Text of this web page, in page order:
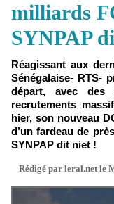
milliards
SYNPAP
Réagissant aux
Sénégalaise- RTS-
départ, avec des
recrutements
hier, son nouveau
d’un fardeau de
SYNPAP dit niet !
Rédigé par leral.net le